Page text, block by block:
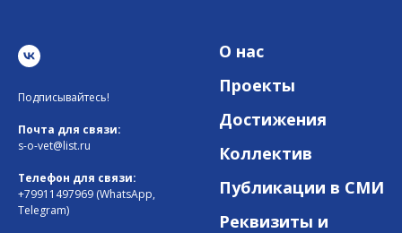
Подписывайтесь!
Почта для связи:
s-o-vet@list.ru
Телефон для связи:
+79911497969 (WhatsApp,
Telegram)
О нас
Проекты
Достижения
Коллектив
Публикации в СМИ
Реквизиты и